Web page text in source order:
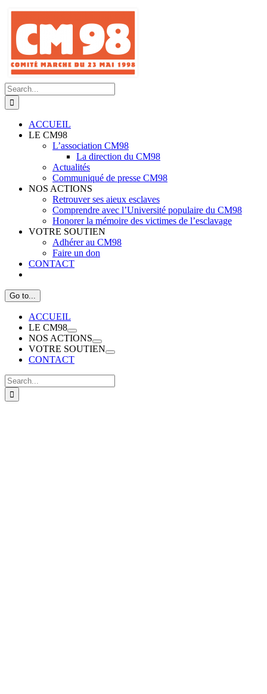
Skip
content
Search
for:
ACCUEIL
LE CM98
L’association CM98
La direction du CM98
Actualités
Communiqué de presse CM98
NOS ACTIONS
Retrouver ses aieux esclaves
Comprendre avec l’Université populaire du CM98
Honorer la mémoire des victimes de l’esclavage
VOTRE SOUTIEN
Adhérer au CM98
Faire un don
CONTACT
Go to...
ACCUEIL
LE CM98
NOS ACTIONS
VOTRE SOUTIEN
CONTACT
Search
for: